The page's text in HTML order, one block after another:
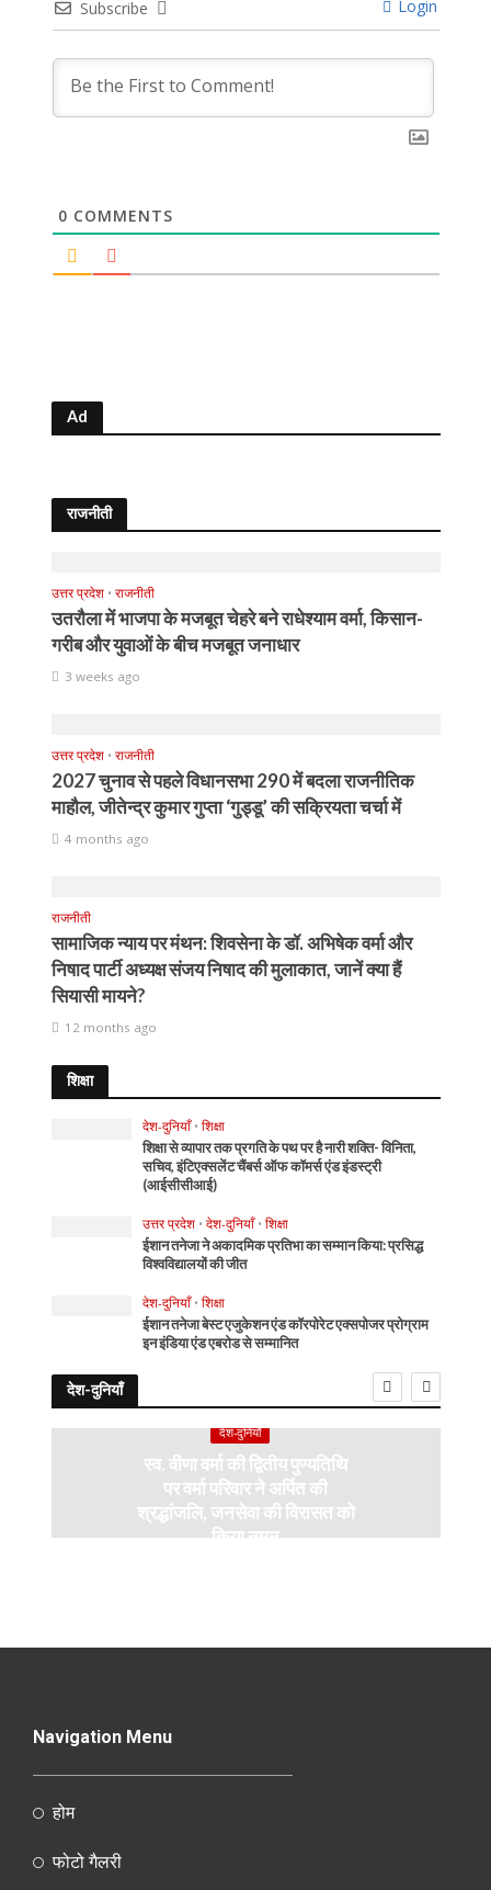
Subscribe Login
0 COMMENTS
Ad
राजनीती
उत्तर प्रदेश • राजनीती
उतरौला में भाजपा के मजबूत चेहरे बने राधेश्याम वर्मा, किसान-
गरीब और युवाओं के बीच मजबूत जनाधार
3 weeks ago
उत्तर प्रदेश • राजनीती
2027 चुनाव से पहले विधानसभा 290 में बदला राजनीतिक
माहौल, जीतेन्द्र कुमार गुप्ता ‘गुड्डू’ की सक्रियता चर्चा में
4 months ago
राजनीती
सामाजिक न्याय पर मंथन: शिवसेना के डॉ. अभिषेक वर्मा और
निषाद पार्टी अध्यक्ष संजय निषाद की मुलाकात, जानें क्या हैं
सियासी मायने?
12 months ago
शिक्षा
देश-दुनियाँ • शिक्षा
शिक्षा से व्यापार तक प्रगति के पथ पर है नारी शक्ति- विनिता,
सचिव, इंटिएक्सलेंट चैंबर्स ऑफ कॉमर्स एंड इंडस्ट्री
(आईसीसीआई)
उत्तर प्रदेश • देश-दुनियाँ • शिक्षा
ईशान तनेजा ने अकादमिक प्रतिभा का सम्मान किया: प्रसिद्ध
विश्वविद्यालयों की जीत
देश-दुनियाँ • शिक्षा
ईशान तनेजा बेस्ट एजुकेशन एंड कॉरपोरेट एक्सपोजर प्रोग्राम
इन इंडिया एंड एबरोड से सम्मानित
देश-दुनियाँ
देश-दुनियाँ
स्व. वीणा वर्मा की द्वितीय पुण्यतिथि
पर वर्मा परिवार ने अर्पित की
श्रद्धांजलि, जनसेवा की विरासत को
किया नमन
Navigation Menu
होम
फोटो गैलरी